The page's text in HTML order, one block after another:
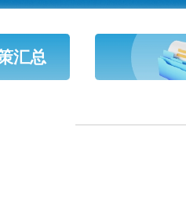
汇总